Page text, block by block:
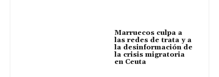
Marruecos culpa a
las redes de trata y a
la desinformación de
la crisis migratoria
en Ceuta